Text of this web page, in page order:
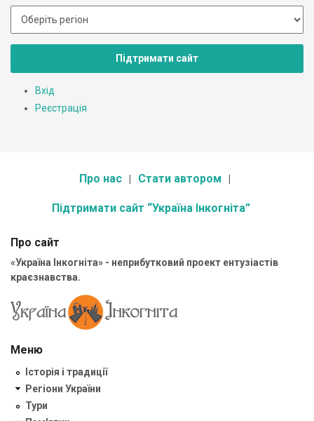
Підтримати сайт
Вхід
Реєстрація
Про нас Стати автором
Підтримати сайт “Україна Інкогніта”
Про сайт
«Україна Інкогніта» - неприбутковий проект ентузіастів
краєзнавства.
Меню
Історія і традиції
Регіони України
Тури